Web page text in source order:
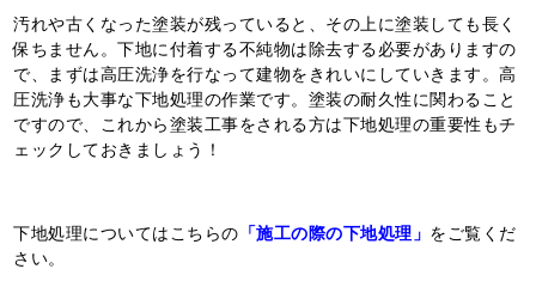
汚れや古くなった塗装が残っていると、その上に塗装しても長く
保ちません。下地に付着する不純物は除去する必要がありますの
で、まずは高圧洗浄を行なって建物をきれいにしていきます。高
圧洗浄も大事な下地処理の作業です。塗装の耐久性に関わること
ですので、これから塗装工事をされる方は下地処理の重要性もチ
ェックしておきましょう！
下地処理についてはこちらの 「施工の際の下地処理」 をご覧くだ
さい。